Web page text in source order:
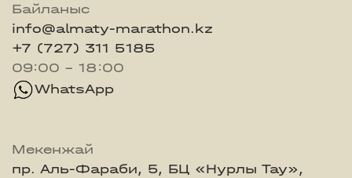
Байланыс
info@almaty-marathon.kz
+7 (727) 311 5185
09:00 - 18:00
WhatsApp
Мекенжай
пр. Аль-Фараби, 5, БЦ «Нурлы Тау»,